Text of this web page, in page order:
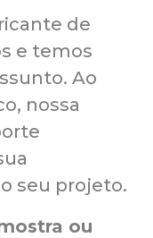
de
e temos
Ao
nossa
seu projeto.
ou